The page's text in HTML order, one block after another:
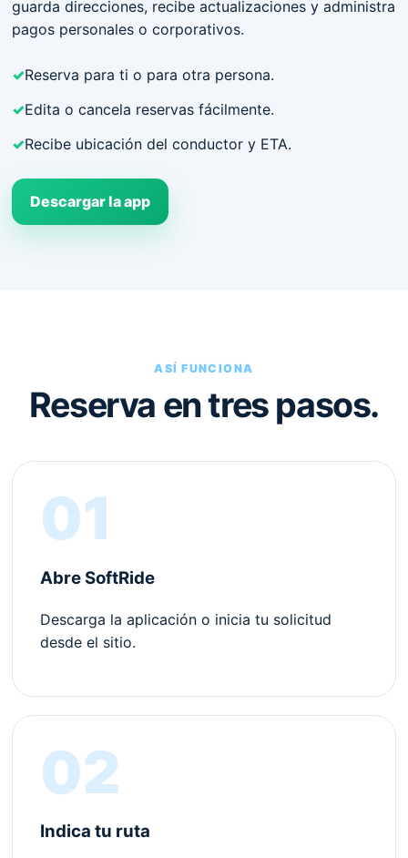
guarda direcciones, recibe actualizaciones y administra
pagos personales o corporativos.
✓Reserva para ti o para otra persona.
✓Edita o cancela reservas fácilmente.
✓Recibe ubicación del conductor y ETA.
Descargar la app
ASÍ FUNCIONA
Reserva en tres pasos.
01
Abre SoftRide
Descarga la aplicación o inicia tu solicitud
desde el sitio.
02
Indica tu ruta